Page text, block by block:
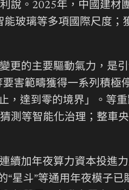
說。2025年，中國建
玻璃等多項國際尺度
更的主要驅動氣力，是
害範疇獲得一系列積極
，達到零的境界」。等
測等智能化治理；整車
續加年夜算力資本投進
“星斗”等通用年夜模子